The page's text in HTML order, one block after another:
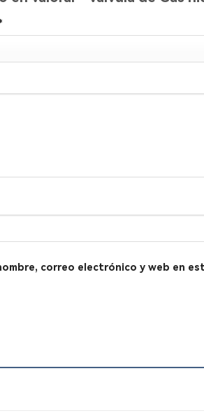
correo electrónico y web en